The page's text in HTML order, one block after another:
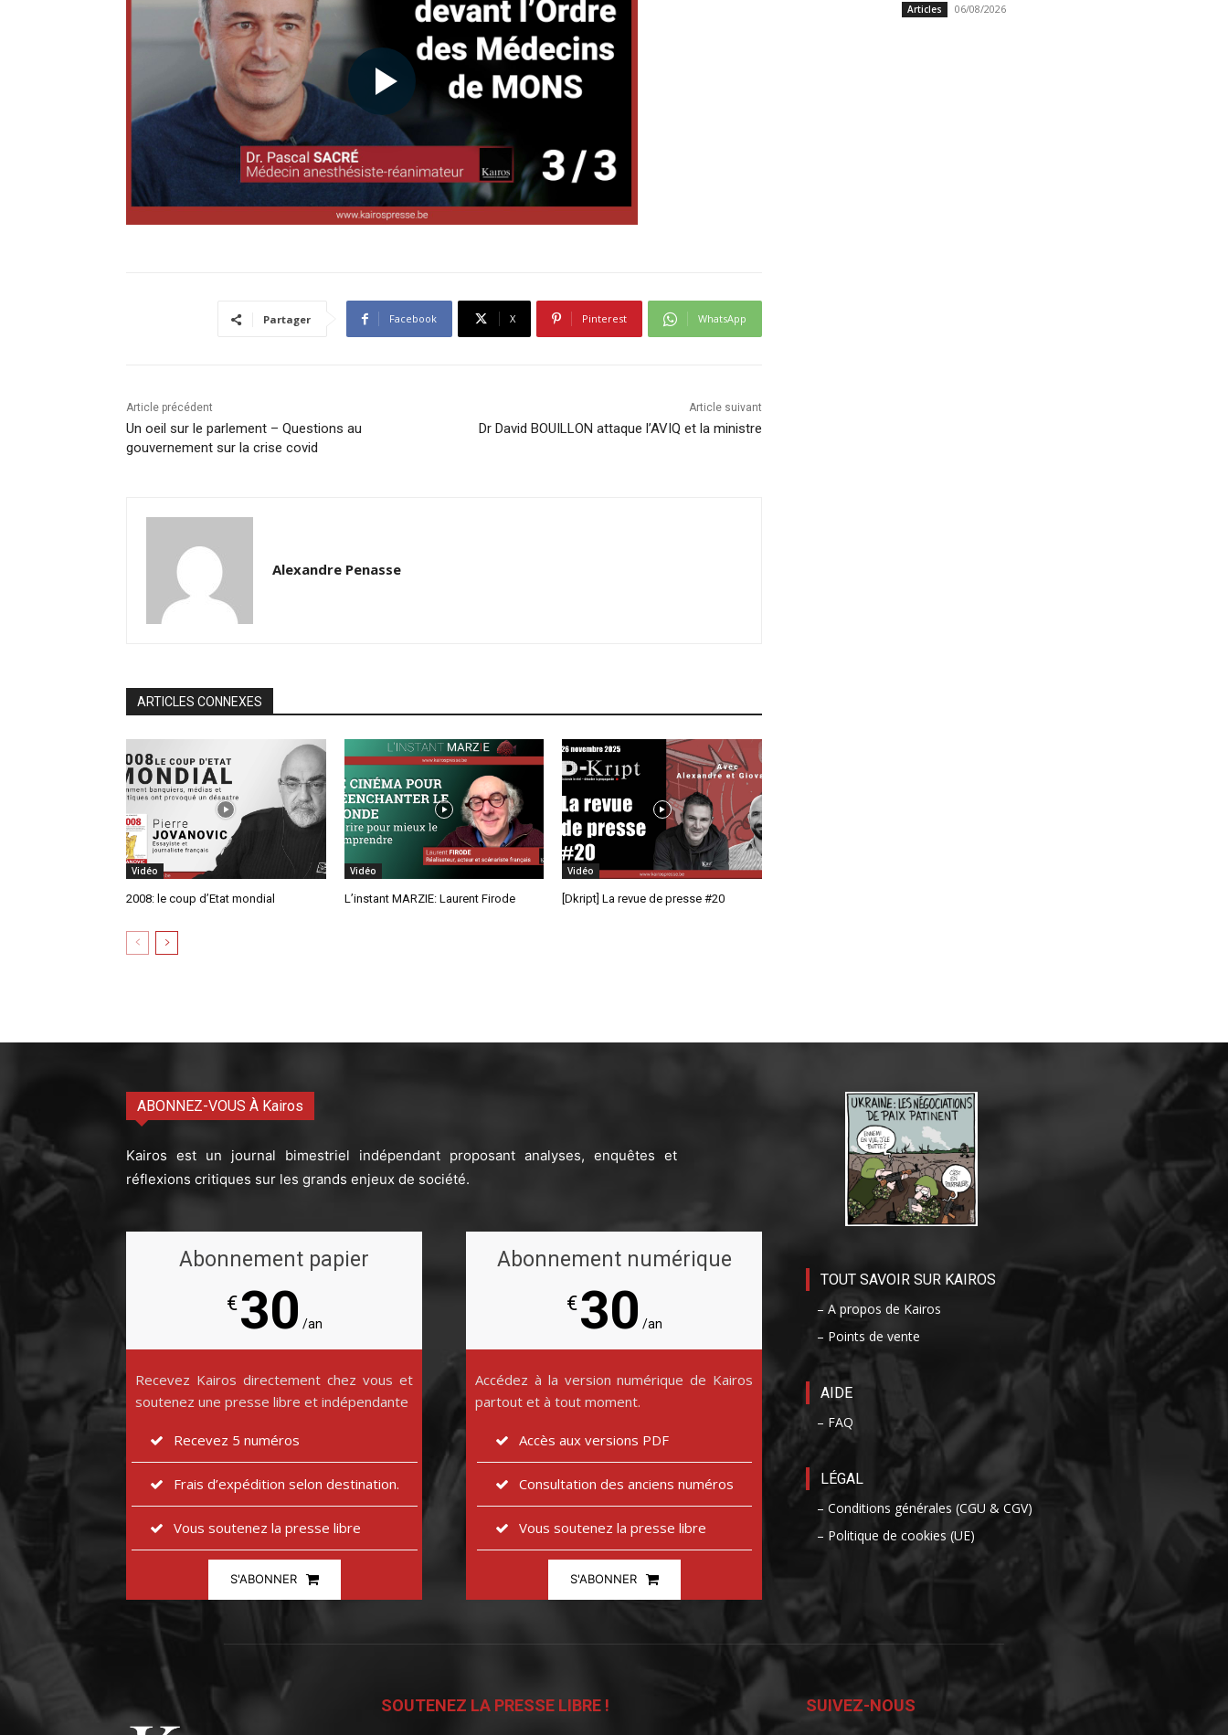
Partager Facebook X Pinterest WhatsApp
Article précédent
Un oeil sur le parlement – Questions au
gouvernement sur la crise covid
Article suivant
Dr David BOUILLON attaque l’AVIQ et la ministre
Alexandre Penasse
ARTICLES CONNEXES
Vidéo
2008: le coup d’Etat mondial
Vidéo
L’instant MARZIE: Laurent Firode
Vidéo
[Dkript] La revue de presse #20
Articles 06/08/2026
ABONNEZ-VOUS À Kairos
Kairos est un journal bimestriel indépendant proposant analyses, enquêtes et
réflexions critiques sur les grands enjeux de société.
Abonnement papier
€30 /an
Recevez Kairos directement chez vous et
soutenez une presse libre et indépendante
Recevez 5 numéros
Frais d’expédition selon destination.
Vous soutenez la presse libre
S'ABONNER
Abonnement numérique
€30 /an
Accédez à la version numérique de Kairos
partout et à tout moment.
Accès aux versions PDF
Consultation des anciens numéros
Vous soutenez la presse libre
S'ABONNER
TOUT SAVOIR SUR KAIROS
– A propos de Kairos
– Points de vente
AIDE
– FAQ
LÉGAL
– Conditions générales (CGU & CGV)
– Politique de cookies (UE)
SOUTENEZ LA PRESSE LIBRE ! SUIVEZ-NOUS